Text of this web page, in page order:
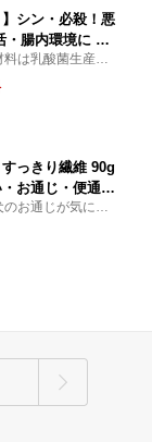
】シン・必殺！悪
・腸内環境に 乳
・有機アカシア
リ うんち・便
は乳酸菌生産物
かけるだけで続け
く完全無添加サ
すっきり繊維 90g
お通じ・便通・
酸菌のエサにな
ー(水溶性食物
お通じが気にな
シアファイバー
無臭でごはんに